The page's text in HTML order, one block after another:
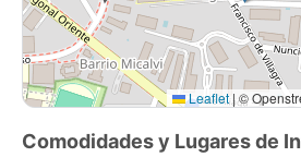
Leaflet|©
Comodidades y Lugares de